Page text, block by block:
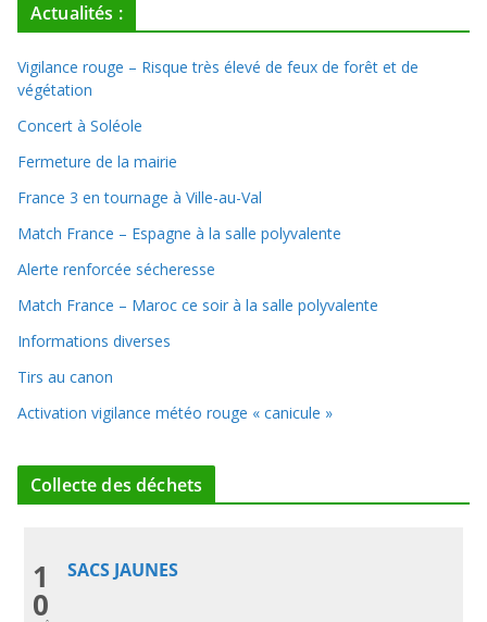
Actualités :
Vigilance rouge – Risque très élevé de feux de forêt et de
végétation
Concert à Soléole
Fermeture de la mairie
France 3 en tournage à Ville-au-Val
Match France – Espagne à la salle polyvalente
Alerte renforcée sécheresse
Match France – Maroc ce soir à la salle polyvalente
Informations diverses
Tirs au canon
Activation vigilance météo rouge « canicule »
Collecte des déchets
1
0
SACS JAUNES